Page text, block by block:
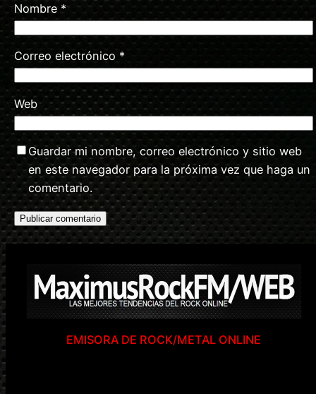
Nombre *
Correo electrónico *
Web
Guardar mi nombre, correo electrónico y sitio web
en este navegador para la próxima vez que haga un
comentario.
EMISORA DE ROCK/METAL ONLINE